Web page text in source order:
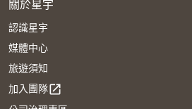
關於星宇
認識星宇
媒體中心
旅遊須知
加入團隊open_in_new